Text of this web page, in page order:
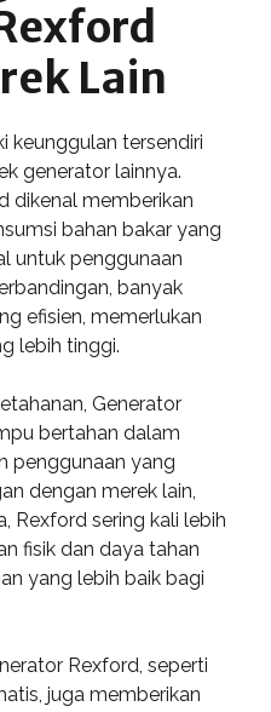
Lain
keunggulan tersendiri
generator lainnya.
dikenal memberikan
bahan bakar yang
untuk penggunaan
banyak
efisien, memerlukan
lebih tinggi.
Generator
bertahan dalam
penggunaan yang
dengan merek lain,
Rexford sering kali lebih
fisik dan daya tahan
yang lebih baik bagi
Rexford, seperti
juga memberikan